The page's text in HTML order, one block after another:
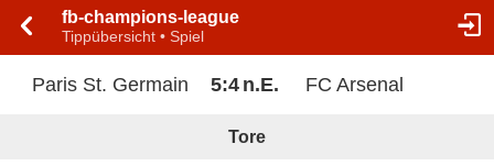
fb-champions-league
Tippübersicht • Spiel
Paris St. Germain 5:4 n.E. FC Arsenal
Tore